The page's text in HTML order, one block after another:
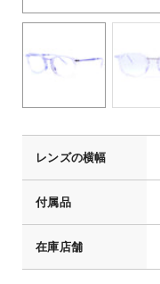
レンズの横幅
付属品
在庫店舗